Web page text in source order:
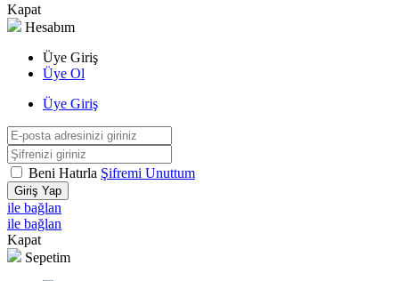
Kapat
Hesabım
Üye Giriş
Üye Ol
Üye Giriş
Beni Hatırla Şifremi Unuttum
Giriş Yap
ile bağlan
ile bağlan
Kapat
Sepetim